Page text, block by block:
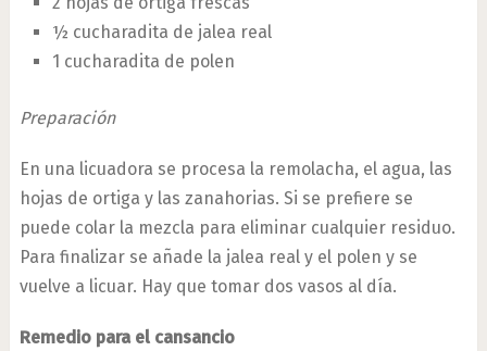
½ cucharadita de jalea real
1 cucharadita de polen
Preparación
En una licuadora se procesa la remolacha, el agua, las
hojas de ortiga y las zanahorias. Si se prefiere se
puede colar la mezcla para eliminar cualquier residuo.
Para finalizar se añade la jalea real y el polen y se
vuelve a licuar. Hay que tomar dos vasos al día.
Remedio para el cansancio